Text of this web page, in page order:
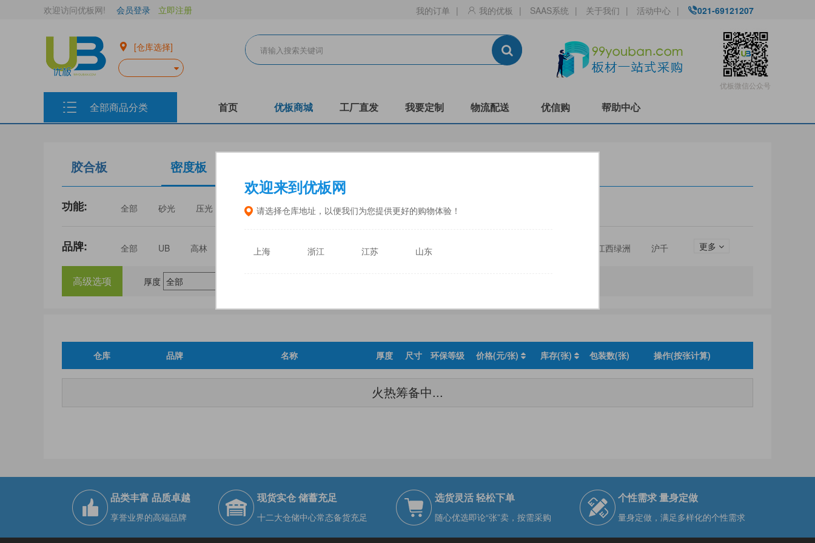
欢迎来到优板网
请选择仓库地址，以便我们为您提供更好的购物体验！
上海 浙江 江苏 山东
欢迎访问优板网! 会员登录 立即注册 我的订单 | 我的优板 | SAAS系统 | 关于我们 | 活动中心 | 021-69121207
[仓库选择]
优板微信公众号
全部商品分类 首页 优板商城 工厂直发 我要定制 物流配送 优信购 帮助中心
胶合板 密度板
功能: 全部 砂光 压光 家具 门板 镂铣 非标 阻燃B1-C 防潮
品牌: 全部 UB 高林 中福 佳诺威 佳诺威薄板 永林蓝豹 江西绿洲
沪千
三威
建瓯福人
更多
高级选项 厚度
仓库 品牌 名称 厚度 尺寸 环保等级 价格(元/张) 库存(张) 包装数(张) 操作(按张计算)
火热筹备中...
品类丰富 品质卓越
享誉业界的高端品牌
现货实仓 储蓄充足
十二大仓储中心常态备货充足
选货灵活 轻松下单
随心优选即论“张”卖，按需采购
个性需求 量身定做
量身定做，满足多样化的个性需求